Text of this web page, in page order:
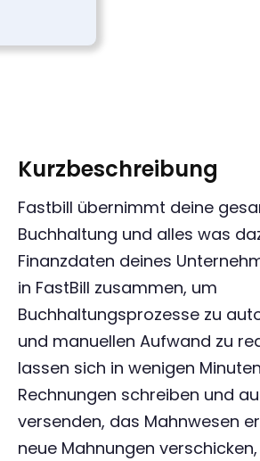
Kurzbeschreibung
Fastbill übernimmt deine
Buchhaltung und alles was
Finanzdaten deines
in FastBill zusammen, um
Buchhaltungsprozesse zu
und manuellen Aufwand zu
lassen sich in wenigen
Rechnungen schreiben und
versenden, das Mahnwesen
neue Mahnungen